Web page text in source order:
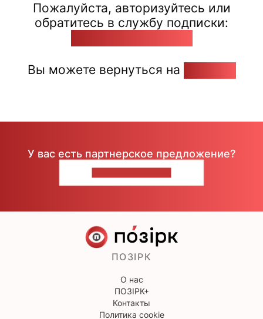
Пожалуйста, авторизуйтесь или
обратитесь в службу подписки:
Вы можете вернуться на
У вас есть партнерское предложение?
ПОЗІРК
О нас
ПОЗІРК+
Контакты
Политика cookie